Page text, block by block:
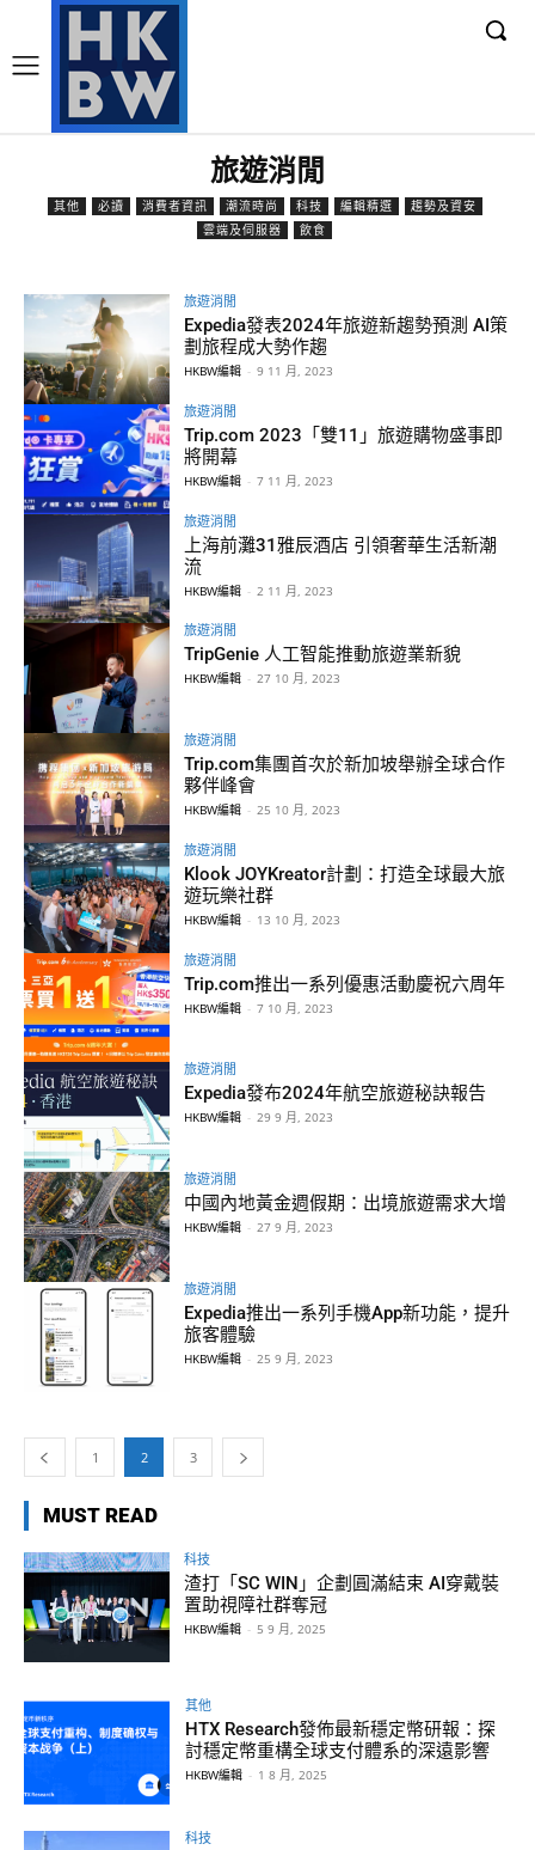
旅遊消閒
其他 必讀 消費者資訊 潮流時尚 科技 編輯精選
趨勢及資安
雲端及伺服器
飲食
旅遊消閒
Expedia發表2024年旅遊新趨勢預測 AI策
劃旅程成大勢作趨
HKBW編輯 - 9 11 月, 2023
旅遊消閒
Trip.com 2023「雙11」旅遊購物盛事即
將開幕
HKBW編輯 - 7 11 月, 2023
旅遊消閒
上海前灘31雅辰酒店 引領奢華生活新潮
流
HKBW編輯 - 2 11 月, 2023
旅遊消閒
TripGenie 人工智能推動旅遊業新貌
HKBW編輯 - 27 10 月, 2023
旅遊消閒
Trip.com集團首次於新加坡舉辦全球合作
夥伴峰會
HKBW編輯 - 25 10 月, 2023
旅遊消閒
Klook JOYKreator計劃：打造全球最大旅
遊玩樂社群
HKBW編輯 - 13 10 月, 2023
旅遊消閒
Trip.com推出一系列優惠活動慶祝六周年
HKBW編輯 - 7 10 月, 2023
旅遊消閒
Expedia發布2024年航空旅遊秘訣報告
HKBW編輯 - 29 9 月, 2023
旅遊消閒
中國內地黃金週假期：出境旅遊需求大增
HKBW編輯 - 27 9 月, 2023
旅遊消閒
Expedia推出一系列手機App新功能，提升
旅客體驗
HKBW編輯 - 25 9 月, 2023
1 2 3
MUST READ
科技
渣打「SC WIN」企劃圓滿結束 AI穿戴裝
置助視障社群奪冠
HKBW編輯 - 5 9 月, 2025
其他
HTX Research發佈最新穩定幣研報：探
討穩定幣重構全球支付體系的深遠影響
HKBW編輯 - 1 8 月, 2025
科技